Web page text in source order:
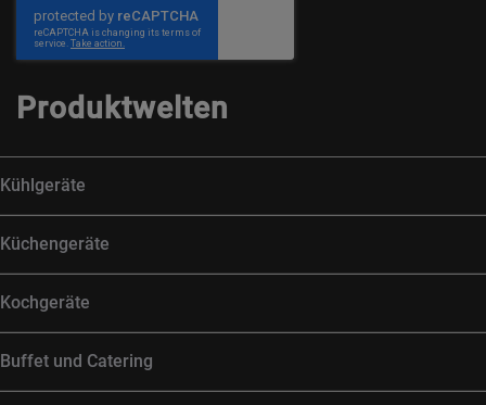
Produktwelten
Kühlgeräte
Küchengeräte
Kochgeräte
Buffet und Catering